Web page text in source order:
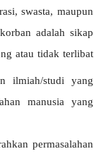
swasta, maupun
korban adalah sikap
atau tidak terlibat
ilmiah/studi
yang
manusia
yang
permasalahan